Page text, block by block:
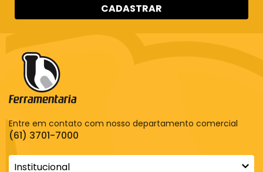
CADASTRAR
Entre em contato com nosso departamento comercial
(61) 3701-7000
Institucional